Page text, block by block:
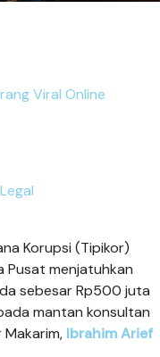
Viral Online
Korupsi (Tipikor)
Pusat menjatuhkan
sebesar Rp500 juta
mantan konsultan
Makarim, Ibrahim Arief